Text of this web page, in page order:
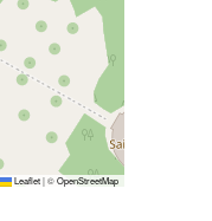
Leaflet|©OpenStreetMap